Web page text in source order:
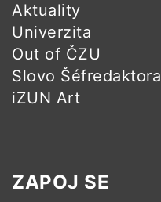
Aktuality
Univerzita
Out of ČZU
Slovo Šéfredaktora
iZUN Art
ZAPOJ SE